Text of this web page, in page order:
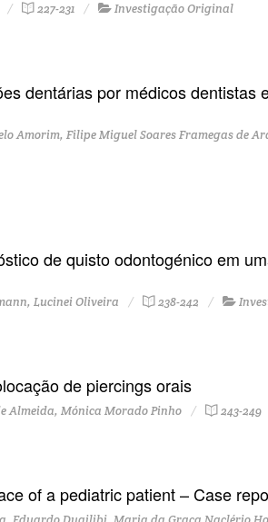
227-231 Investigação Original
dentárias por médicos dentistas
Amorim, Filipe Miguel Soares Framegas de
de quisto odontogénico em
Lucinei Oliveira 238-242
de piercings orais
Almeida, Mónica Morado Pinho 243-249
of a pediatric patient – Case